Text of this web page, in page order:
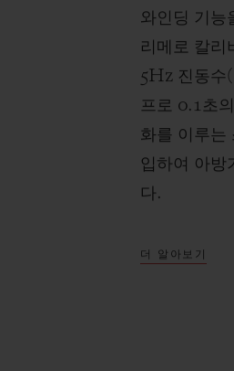
와인딩 기능
리메로 칼리
5Hz 진동수
프로 0.1초
화를 이루는
입하여 아방
다.
더 알아보기